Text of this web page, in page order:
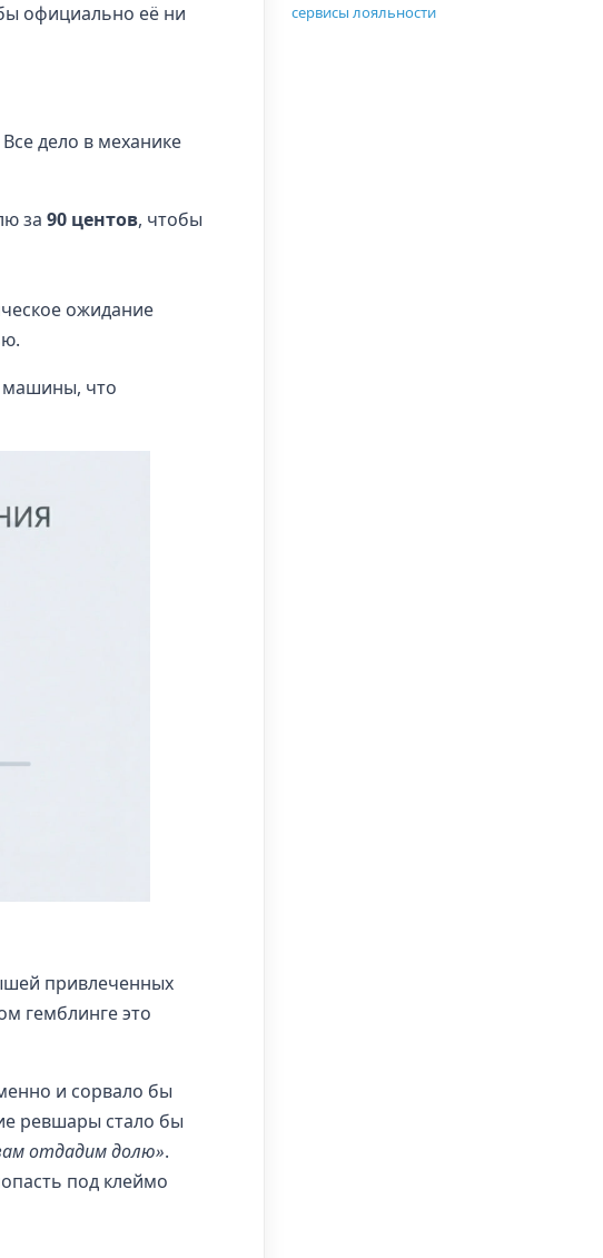
бы официально её ни
дело в механике
за 90 центов, чтобы
ожидание
машины, что
привлеченных
гемблинге это
и сорвало бы
ревшары стало бы
отдадим долю».
под клеймо
сервисы лояльности